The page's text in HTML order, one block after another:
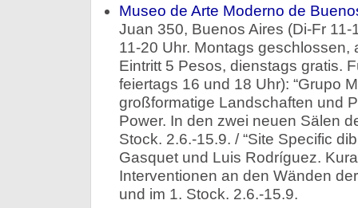
Museo de Arte Moderno de
Juan 350, Buenos Aires (Di-Fr
11-20 Uhr. Montags geschlossen,
Eintritt 5 Pesos, dienstags gratis.
feiertags 16 und 18 Uhr): “Grupo
großformatige Landschaften und
Power. In den zwei neuen Sälen
Stock. 2.6.-15.9. / “Site Specific
Gasquet und Luis Rodríguez.
Interventionen an den Wänden
und im 1. Stock. 2.6.-15.9.